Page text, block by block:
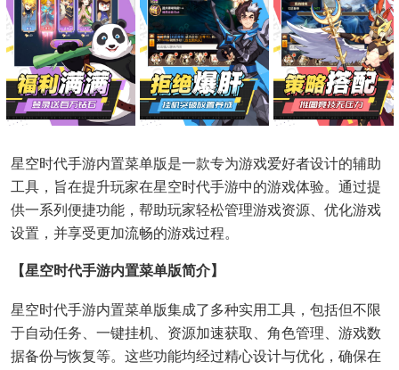
星空时代手游内置菜单版是一款专为游戏爱好者设计的辅助
工具，旨在提升玩家在星空时代手游中的游戏体验。通过提
供一系列便捷功能，帮助玩家轻松管理游戏资源、优化游戏
设置，并享受更加流畅的游戏过程。
【星空时代手游内置菜单版简介】
星空时代手游内置菜单版集成了多种实用工具，包括但不限
于自动任务、一键挂机、资源加速获取、角色管理、游戏数
据备份与恢复等。这些功能均经过精心设计与优化，确保在